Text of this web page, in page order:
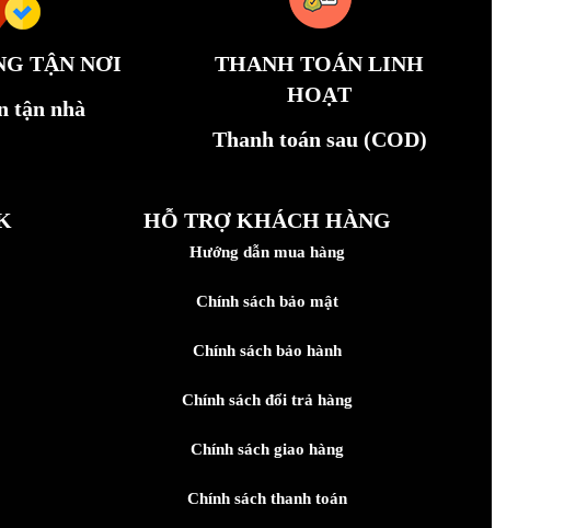
TẬN NƠI
tận nhà
THANH TOÁN LINH
HOẠT
Thanh toán sau (COD)
HỖ TRỢ KHÁCH HÀNG
Hướng dẫn mua hàng
Chính sách bảo mật
Chính sách bảo hành
Chính sách đổi trả hàng
Chính sách giao hàng
Chính sách thanh toán